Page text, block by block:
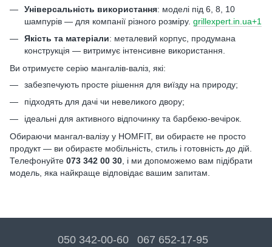
Універсальність використання: моделі під 6, 8, 10
шампурів — для компанії різного розміру. grillexpert.in.ua+1
Якість та матеріали: металевий корпус, продумана
конструкція — витримує інтенсивне використання.
Ви отримуєте серію мангалів-валіз, які:
забезпечують просте рішення для виїзду на природу;
підходять для дачі чи невеликого двору;
ідеальні для активного відпочинку та барбекю-вечірок.
Обираючи мангал-валізу у HOMFIT, ви обираєте не просто
продукт — ви обираєте мобільність, стиль і готовність до дій.
Телефонуйте 073 342 00 30 , і ми допоможемо вам підібрати
модель, яка найкраще відповідає вашим запитам.
050 342-00-60 067 652-17-95